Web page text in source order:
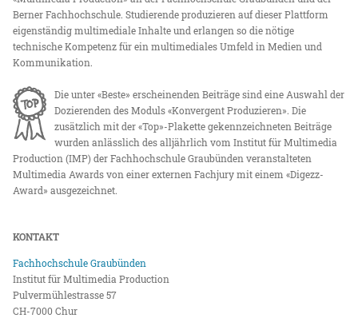
Berner Fachhochschule. Studierende produzieren auf dieser Plattform
eigenständig multimediale Inhalte und erlangen so die nötige
technische Kompetenz für ein multimediales Umfeld in Medien und
Kommunikation.
Die unter «Beste» erscheinenden Beiträge sind eine Auswahl der
Dozierenden des Moduls «Konvergent Produzieren». Die
zusätzlich mit der «Top»-Plakette gekennzeichneten Beiträge
wurden anlässlich des alljährlich vom Institut für Multimedia
Production (IMP) der Fachhochschule Graubünden veranstalteten
Multimedia Awards von einer externen Fachjury mit einem «Digezz-
Award» ausgezeichnet.
KONTAKT
Fachhochschule Graubünden
Institut für Multimedia Production
Pulvermühlestrasse 57
CH-7000 Chur